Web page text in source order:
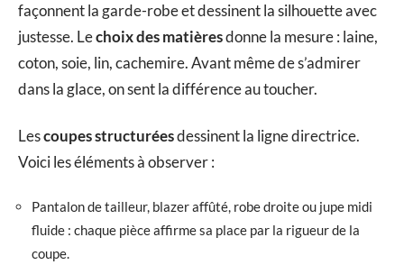
façonnent la garde-robe et dessinent la silhouette avec
justesse. Lechoix des matièresdonne la mesure : laine,
coton, soie, lin, cachemire. Avant même de s’admirer
dans la glace, on sent la différence au toucher.
Lescoupes structuréesdessinent la ligne directrice.
Voici les éléments à observer :
Pantalon de tailleur, blazer affûté, robe droite ou jupe midi
fluide : chaque pièce affirme sa place par la rigueur de la
coupe.